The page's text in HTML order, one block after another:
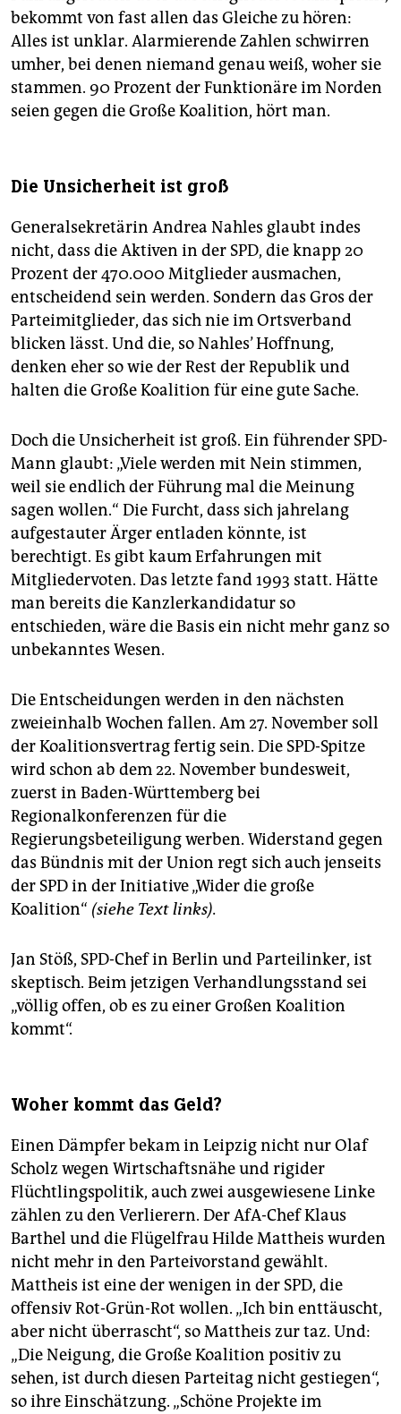
bekommt von fast allen das Gleiche zu hören:
Alles ist unklar. Alarmierende Zahlen schwirren
umher, bei denen niemand genau weiß, woher sie
stammen. 90 Prozent der Funktionäre im Norden
seien gegen die Große Koalition, hört man.
Die Unsicherheit ist groß
Generalsekretärin Andrea Nahles glaubt indes
nicht, dass die Aktiven in der SPD, die knapp 20
Prozent der 470.000 Mitglieder ausmachen,
entscheidend sein werden. Sondern das Gros der
Parteimitglieder, das sich nie im Ortsverband
blicken lässt. Und die, so Nahles’ Hoffnung,
denken eher so wie der Rest der Republik und
halten die Große Koalition für eine gute Sache.
Doch die Unsicherheit ist groß. Ein führender SPD-
Mann glaubt: „Viele werden mit Nein stimmen,
weil sie endlich der Führung mal die Meinung
sagen wollen.“ Die Furcht, dass sich jahrelang
aufgestauter Ärger entladen könnte, ist
berechtigt. Es gibt kaum Erfahrungen mit
Mitgliedervoten. Das letzte fand 1993 statt. Hätte
man bereits die Kanzlerkandidatur so
entschieden, wäre die Basis ein nicht mehr ganz so
unbekanntes Wesen.
Die Entscheidungen werden in den nächsten
zweieinhalb Wochen fallen. Am 27. November soll
der Koalitionsvertrag fertig sein. Die SPD-Spitze
wird schon ab dem 22. November bundesweit,
zuerst in Baden-Württemberg bei
Regionalkonferenzen für die
Regierungsbeteiligung werben. Widerstand gegen
das Bündnis mit der Union regt sich auch jenseits
der SPD in der Initiative „Wider die große
Koalition“ (siehe Text links).
Jan Stöß, SPD-Chef in Berlin und Parteilinker, ist
skeptisch. Beim jetzigen Verhandlungsstand sei
„völlig offen, ob es zu einer Großen Koalition
kommt“.
Woher kommt das Geld?
Einen Dämpfer bekam in Leipzig nicht nur Olaf
Scholz wegen Wirtschaftsnähe und rigider
Flüchtlingspolitik, auch zwei ausgewiesene Linke
zählen zu den Verlierern. Der AfA-Chef Klaus
Barthel und die Flügelfrau Hilde Mattheis wurden
nicht mehr in den Parteivorstand gewählt.
Mattheis ist eine der wenigen in der SPD, die
offensiv Rot-Grün-Rot wollen. „Ich bin enttäuscht,
aber nicht überrascht“, so Mattheis zur taz. Und:
„Die Neigung, die Große Koalition positiv zu
sehen, ist durch diesen Parteitag nicht gestiegen“,
so ihre Einschätzung. „Schöne Projekte im